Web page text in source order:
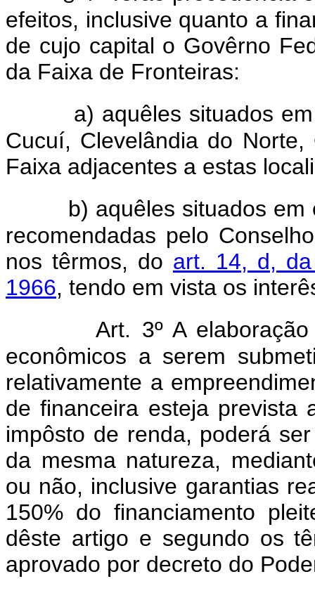
efeitos, inclusive quanto a
de cujo capital o Govêrno
da Faixa de Fronteiras:
a) aquêles situados
Cucuí, Clevelândia do
Faixa adjacentes a estas
b) aquêles situados
recomendadas pelo
nos têrmos, do art. 14, d,
1966, tendo em vista os
Art. 3º A
econômicos a serem
relativamente a
de financeira esteja prevista
impôsto de renda, poderá
da mesma natureza,
ou não, inclusive garantias
150% do financiamento
dêste artigo e segundo os
aprovado por decreto do